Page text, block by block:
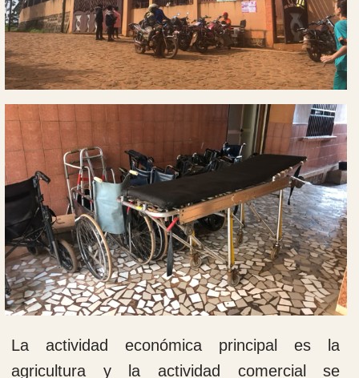
Se trata de unas instalaciones de reciente
construcción financiadas mayoritariamente
por entidades españolas y gestionado por las
religiosas Siervas de María.
Cuando llegamos a este hospital en 2015, su
actividad era solo en el área de la medicina
general, la pediatría y la obstetricia. Las
deficiencias de dotación eran muy
importantes.
Cuando llegamos a este hospital en 2015, su
actividad era solo en el área de la medicina
general, la pediatría y la obstetricia. Las
deficiencias de dotación eran muy
importantes.